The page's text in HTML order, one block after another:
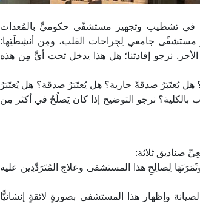
في تشطيب وتجهيز مستشفًى حكوميٍّ بالمُعدات
مستشفًى جامعي لِجِراحات القلب، ومِن أنشِطَتِها:
نرجو إفادتنا؛ هل هذا يدخل تحت أيٍّ مِن هذه
هل يُعتَبَرُ صدقةً جارية؟ هل يُعتَبَرُ صدقة؟ هل يُعتَبَرُ
بالكلية؟ نرجو التوضيح إذا كان يَصلُحُ في أكثر مِن
صناديق ثلاثة:
لِصالِحِ هذا المستشفى وعلاج المُتَرَدِّدِين عليه
وإظهار هذا المستشفى بصورةٍ لائقةٍ إنشائيًّا